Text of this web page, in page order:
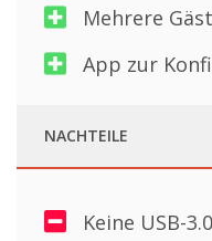
Mehrere
App zur
NACHTEILE
Keine USB-